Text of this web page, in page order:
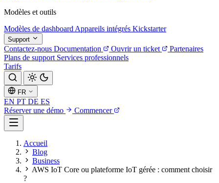
Modèles et outils
Modèles de dashboard Appareils intégrés Kickstarter
Support
Contactez-nous Documentation Ouvrir un ticket
Partenaires
Plans de support Services professionnels
Tarifs
FR
EN PT DE ES
Réserver une démo
Commencer
Accueil
Blog
Business
AWS IoT Core ou plateforme IoT gérée : comment choisir
?